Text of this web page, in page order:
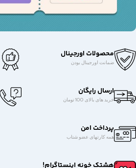
محصولات اورجینال
ضمانت اورجینال بودن
ارسال رایگان
خرید های بالای 100 تومان
پرداخت امن
همه کارتهای عضو شتاب
هشتک خونه اینستاگرام!